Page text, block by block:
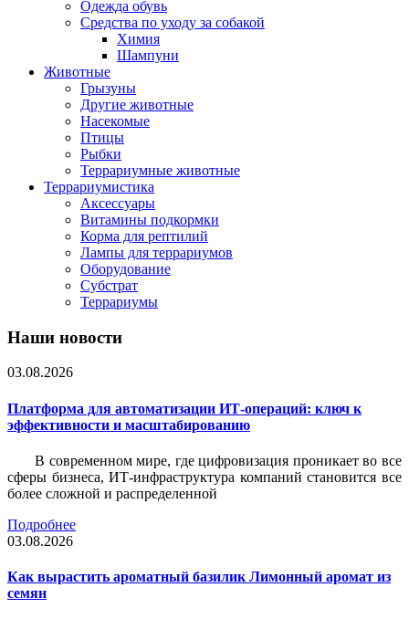
Одежда обувь
Средства по уходу за собакой
Химия
Шампуни
Животные
Грызуны
Другие животные
Насекомые
Птицы
Рыбки
Террариумные животные
Террариумистика
Аксессуары
Витамины подкормки
Корма для рептилий
Лампы для террариумов
Оборудование
Субстрат
Террариумы
Наши новости
03.08.2026
Платформа для автоматизации ИТ-операций: ключ к
эффективности и масштабированию
В современном мире, где цифровизация проникает во все
сферы бизнеса, ИТ-инфраструктура компаний становится все
более сложной и распределенной
Подробнее
03.08.2026
Как вырастить ароматный базилик Лимонный аромат из
семян